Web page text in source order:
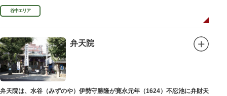
学者として活躍しました。
谷中エリア
弁天院
弁天院は、水谷（みずのや）伊勢守勝隆が寛永元年（1624）不忍池に弁財天